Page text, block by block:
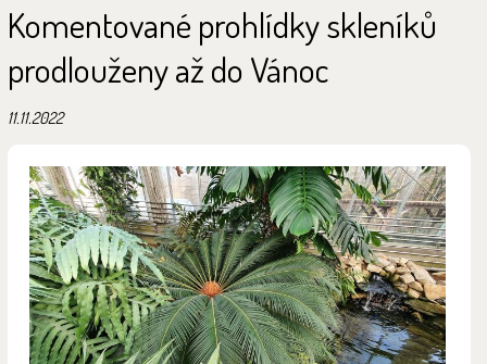
Komentované prohlídky skleníků
prodlouženy až do Vánoc
11.11.2022